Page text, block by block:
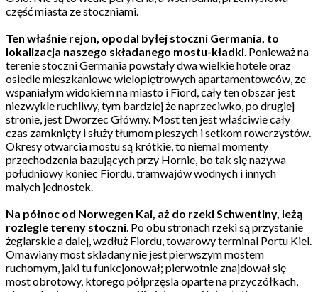
część miasta ze stoczniami.
Ten właśnie rejon, opodal byłej stoczni Germania, to
lokalizacja naszego składanego mostu-kładki. Ponieważ na
terenie stoczni Germania powstały dwa wielkie hotele oraz
osiedle mieszkaniowe wielopiętrowych apartamentowców, ze
wspaniałym widokiem na miasto i Fiord, cały ten obszar jest
niezwykle ruchliwy, tym bardziej że naprzeciwko, po drugiej
stronie, jest Dworzec Główny. Most ten jest właściwie cały
czas zamknięty i służy tłumom pieszych i setkom rowerzystów.
Okresy otwarcia mostu są krótkie, to niemal momenty
przechodzenia bazujących przy Hornie, bo tak się nazywa
południowy koniec Fiordu, tramwajów wodnych i innych
malych jednostek.
Na północ od Norwegen Kai, aż do rzeki Schwentiny, leżą
rozlegle tereny stoczni. Po obu stronach rzeki są przystanie
żeglarskie a dalej, wzdłuż Fiordu, towarowy terminal Portu Kiel.
Omawiany most skladany nie jest pierwszym mostem
ruchomym, jaki tu funkcjonował; pierwotnie znajdował się
most obrotowy, ktorego półprzęsla oparte na przyczółkach,